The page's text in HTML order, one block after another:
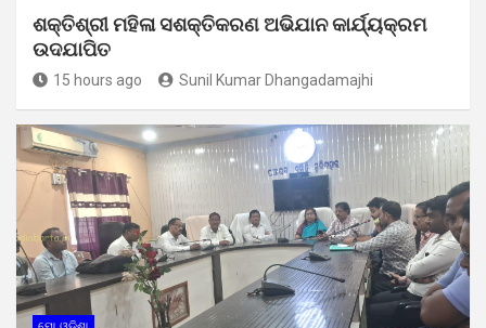
ଶକ୍ତିଶ୍ରୀ ମହିଳା ସଶକ୍ତିକରଣ ଅଭିଯାନ କାର୍ଯ୍ୟକ୍ରମ
ଉଦଯାପିତ
15 hours ago Sunil Kumar Dhangadamajhi